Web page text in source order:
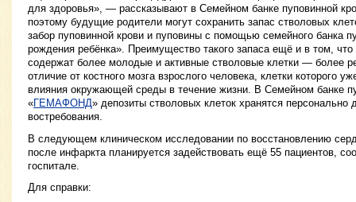
для здоровья», — рассказывают в Семейном банке пуповинной
поэтому будущие родители могут сохранить запас стволовых
забор пуповинной крови и пуповины с помощью семейного банка
рождения ребёнка». Преимущество такого запаса ещё и в том, что
содержат более молодые и активные стволовые клетки — более
отличие от костного мозга взрослого человека, клетки которого
влияния окружающей среды в течение жизни. В Семейном банке
«ГЕМАФОНД» депозиты стволовых клеток хранятся
востребования.
В следующем клиническом исследовании по восстановлению
после инфаркта планируется задействовать ещё 55 пациентов,
госпитале.
Для справки: